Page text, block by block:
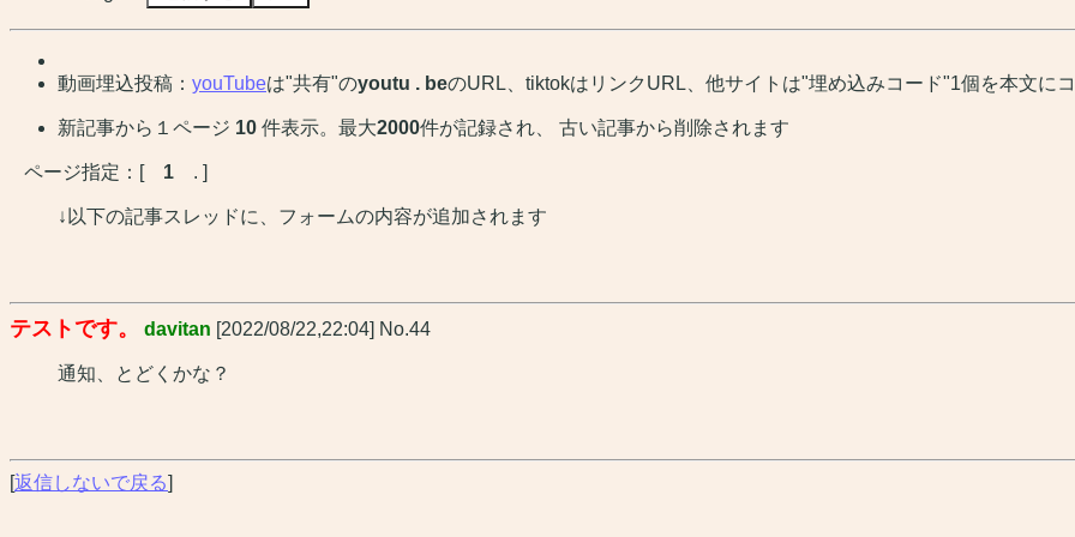
動画埋込投稿： youTubeは"共有"のyoutu . beのURL、tiktokはリンクURL、他サイトは"埋め込みコード"1個を本文に
新記事から１ページ 10 件表示。最大2000件が記録され、 古い記事から削除されます
ページ指定：[ 1 . ]
↓以下の記事スレッドに、フォームの内容が追加されます
テストです。 davitan [2022/08/22,22:04] No.44
通知、とどくかな？
[返信しないで戻る]